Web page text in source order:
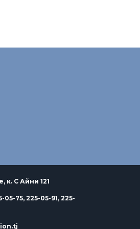
к. С Айни 121
75, 225-05-91, 225-